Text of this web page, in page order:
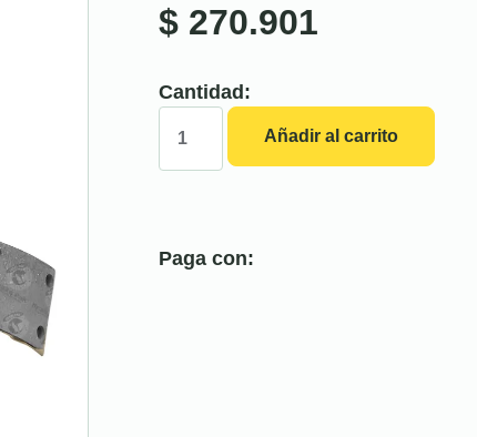
$ 270.901
Cantidad:
Añadir al carrito
Paga con: